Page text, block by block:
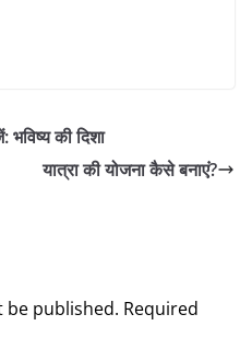
भविष्य की दिशा
यात्रा की योजना कैसे बनाएं?
be published. Required